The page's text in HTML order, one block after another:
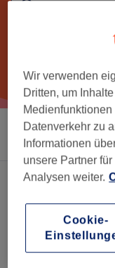
Sortieren nach
Ein Salon, der anbietet:
Wir verwenden
Dritten, um
Datenverkehr zu
Informationen
unsere Partner
Analysen weiter.
Cookie-